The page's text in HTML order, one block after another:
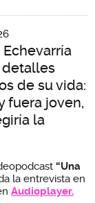
de su vida:
fuera joven,
la
“Una
la entrevista en
Audioplayer.